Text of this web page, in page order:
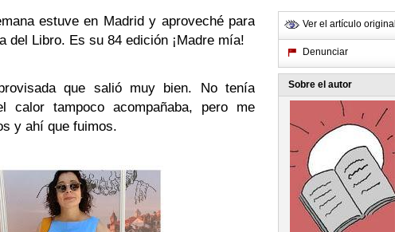
estuve en Madrid y aproveché para
del Libro. Es su 84 edición ¡Madre mía!
que salió muy bien. No tenía
calor tampoco acompañaba, pero me
y ahí que fuimos.
Ver el artículo original
Denunciar
Sobre el autor